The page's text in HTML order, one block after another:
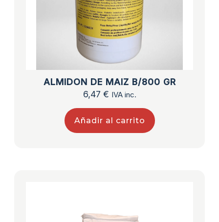
ALMIDON DE MAIZ B/800 GR
6,47 € IVA inc.
Añadir al carrito